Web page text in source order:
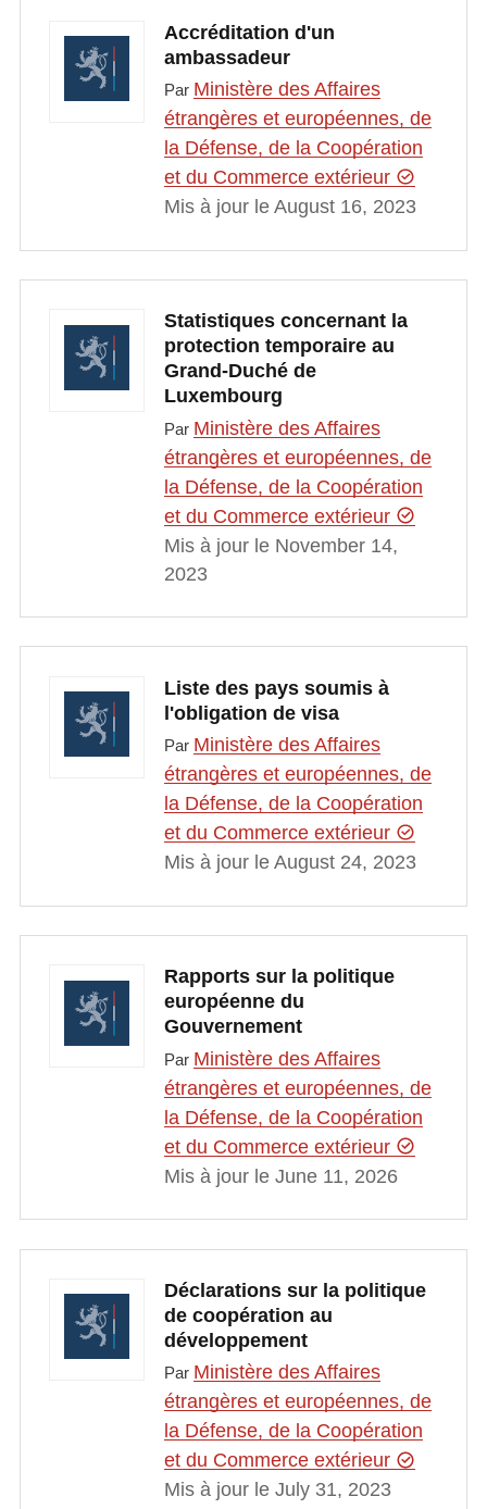
Accréditation d'un
ambassadeur
Par Ministère des Affaires
étrangères et européennes, de
la Défense, de la Coopération
et du Commerce extérieur
Mis à jour le August 16, 2023
Statistiques concernant la
protection temporaire au
Grand-Duché de
Luxembourg
Par Ministère des Affaires
étrangères et européennes, de
la Défense, de la Coopération
et du Commerce extérieur
Mis à jour le November 14,
2023
Liste des pays soumis à
l'obligation de visa
Par Ministère des Affaires
étrangères et européennes, de
la Défense, de la Coopération
et du Commerce extérieur
Mis à jour le August 24, 2023
Rapports sur la politique
européenne du
Gouvernement
Par Ministère des Affaires
étrangères et européennes, de
la Défense, de la Coopération
et du Commerce extérieur
Mis à jour le June 11, 2026
Déclarations sur la politique
de coopération au
développement
Par Ministère des Affaires
étrangères et européennes, de
la Défense, de la Coopération
et du Commerce extérieur
Mis à jour le July 31, 2023